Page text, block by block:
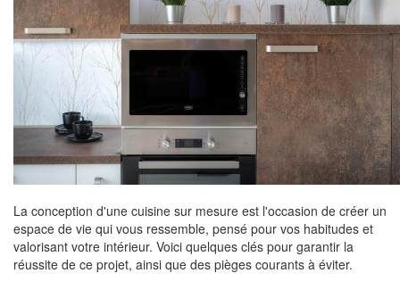
La conception d'une cuisine sur mesure est l'occasion de créer un
espace de vie qui vous ressemble, pensé pour vos habitudes et
valorisant votre intérieur. Voici quelques clés pour garantir la
réussite de ce projet, ainsi que des pièges courants à éviter.